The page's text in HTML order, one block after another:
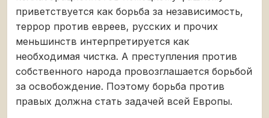
приветствуется как борьба за независимость,
террор против евреев, русских и прочих
меньшинств интерпретируется как
необходимая чистка. А преступления против
собственного народа провозглашается борьбой
за освобождение. Поэтому борьба против
правых должна стать задачей всей Европы.